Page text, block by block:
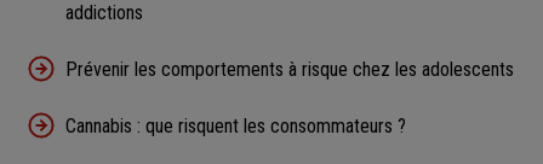
addictions
Prévenir les comportements à risque chez les adolescents
Cannabis : que risquent les consommateurs ?